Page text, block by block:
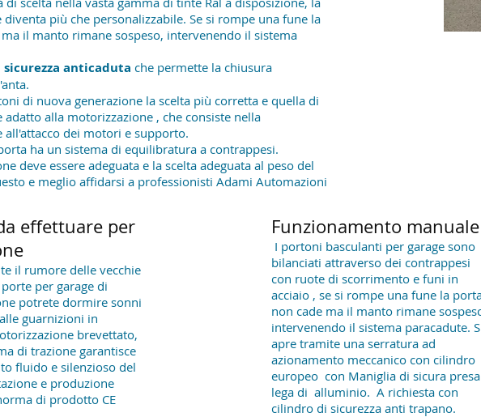
diventa più che personalizzabile. Se si rompe una fune la
il manto rimane sospeso, intervenendo il sistema
anticaduta che permette la chiusura
di nuova generazione la scelta più corretta e quella di
alla motorizzazione , che consiste nella
all'attacco dei motori e supporto.
ha un sistema di equilibratura a contrappesi.
deve essere adeguata e la scelta adeguata al peso del
e meglio affidarsi a professionisti Adami Automazioni
effettuare per
il rumore delle vecchie
per garage di
potrete dormire sonni
guarnizioni in
brevettato,
di trazione garantisce
fluido e silenzioso del
e produzione
di prodotto CE
Funzionamento manuale
I portoni basculanti per garage sono
bilanciati attraverso dei contrappesi
con ruote di scorrimento e funi in
acciaio , se si rompe una fune la
non cade ma il manto rimane
intervenendo il sistema paracadute.
apre tramite una serratura ad
azionamento meccanico con cilindro
europeo con Maniglia di sicura presa
lega di alluminio. A richiesta con
cilindro di sicurezza anti trapano.